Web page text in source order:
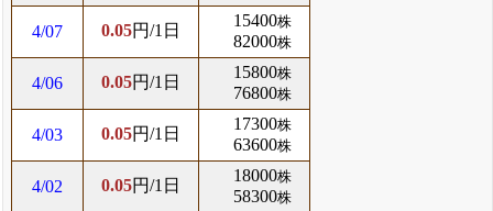
4/07 0.05円/1日
15400株
82000株
4/06 0.05円/1日
15800株
76800株
4/03 0.05円/1日
17300株
63600株
4/02 0.05円/1日
18000株
58300株